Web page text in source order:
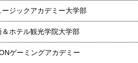
ジックアカデミー大学部
ホテル観光学院大学部
ゲーミングアカデミー